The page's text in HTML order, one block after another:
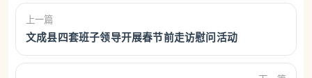
上一篇
文成县四套班子领导开展春节前走访慰问活动